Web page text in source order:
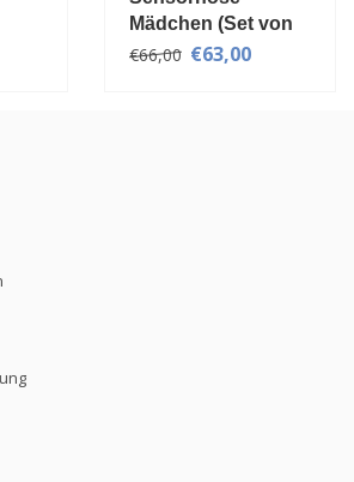
Mädchen (Set von
3)
€66,00 €63,00